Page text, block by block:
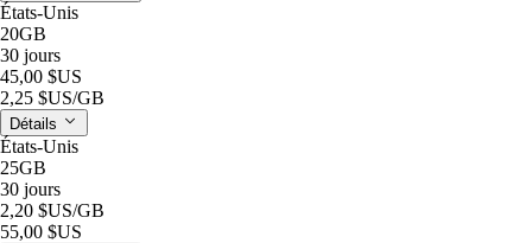
États-Unis
20GB
30 jours
45,00 $US
2,25 $US/GB
Détails
États-Unis
25GB
30 jours
2,20 $US/GB
55,00 $US